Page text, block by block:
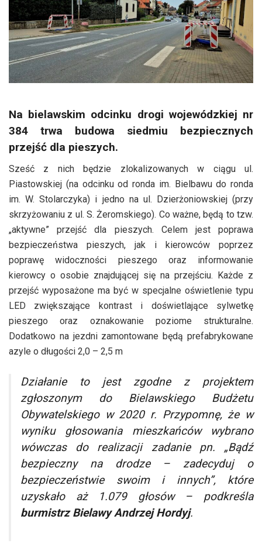
Na bielawskim odcinku drogi wojewódzkiej nr
384 trwa budowa siedmiu bezpiecznych
przejść dla pieszych.
Sześć z nich będzie zlokalizowanych w ciągu ul.
Piastowskiej (na odcinku od ronda im. Bielbawu do ronda
im. W. Stolarczyka) i jedno na ul. Dzierżoniowskiej (przy
skrzyżowaniu z ul. S. Żeromskiego). Co ważne, będą to tzw.
„aktywne” przejść dla pieszych. Celem jest poprawa
bezpieczeństwa pieszych, jak i kierowców poprzez
poprawę widoczności pieszego oraz informowanie
kierowcy o osobie znajdującej się na przejściu. Każde z
przejść wyposażone ma być w specjalne oświetlenie typu
LED zwiększające kontrast i doświetlające sylwetkę
pieszego oraz oznakowanie poziome strukturalne.
Dodatkowo na jezdni zamontowane będą prefabrykowane
azyle o długości 2,0 – 2,5 m
Działanie to jest zgodne z projektem
zgłoszonym do Bielawskiego Budżetu
Obywatelskiego w 2020 r. Przypomnę, że w
wyniku głosowania mieszkańców wybrano
wówczas do realizacji zadanie pn. „Bądź
bezpieczny na drodze – zadecyduj o
bezpieczeństwie swoim i innych”, które
uzyskało aż 1.079 głosów– podkreśla
burmistrz Bielawy Andrzej Hordyj.